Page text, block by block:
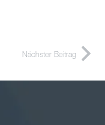
Nächster Beitrag